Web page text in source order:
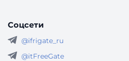
Соцсети
@ifrigate_ru
@itFreeGate